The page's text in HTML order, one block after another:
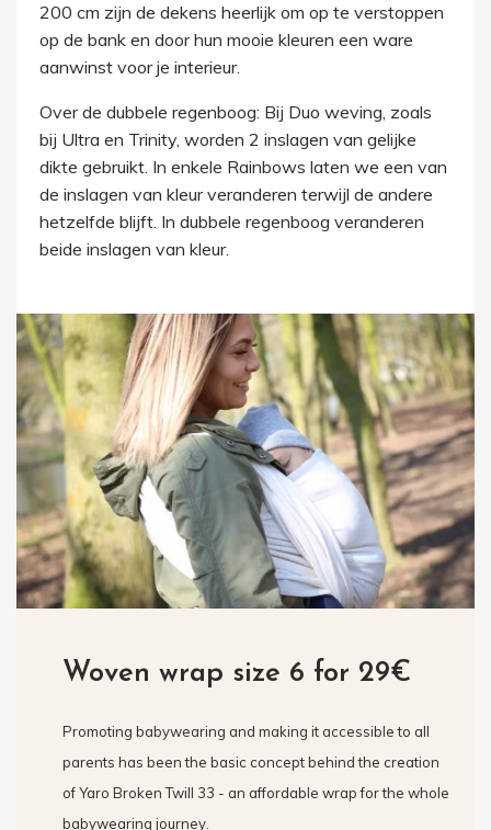
200 cm zijn de dekens heerlijk om op te verstoppen
op de bank en door hun mooie kleuren een ware
aanwinst voor je interieur.
Over de dubbele regenboog: Bij Duo weving, zoals
bij Ultra en Trinity, worden 2 inslagen van gelijke
dikte gebruikt. In enkele Rainbows laten we een van
de inslagen van kleur veranderen terwijl de andere
hetzelfde blijft. In dubbele regenboog veranderen
beide inslagen van kleur.
Woven wrap size 6 for 29€
Promoting babywearing and making it accessible to all
parents has been the basic concept behind the creation
of Yaro Broken Twill 33 - an affordable wrap for the whole
babywearing journey.